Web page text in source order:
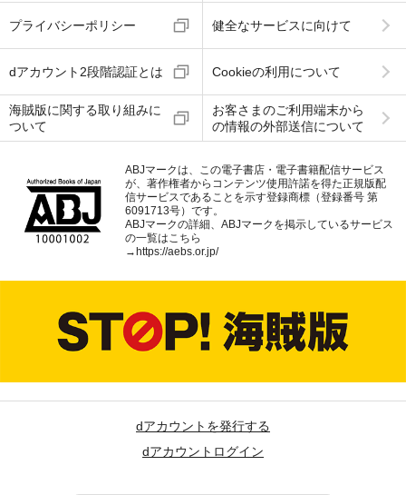
プライバシーポリシー 健全なサービスに向けて
dアカウント2段階認証とは Cookieの利用について
海賊版に関する取り組みに
ついて
お客さまのご利用端末から
の情報の外部送信について
ABJマークは、この電子書店・電子書籍配信サービス
が、著作権者からコンテンツ使用許諾を得た正規版配
信サービスであることを示す登録商標（登録番号 第
6091713号）です。
ABJマークの詳細、ABJマークを掲示しているサービス
の一覧はこちら
→ https://aebs.or.jp/
dアカウントを発行する
dアカウントログイン